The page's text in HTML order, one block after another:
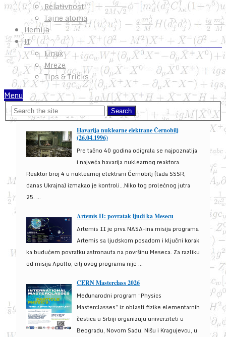
Relativnost
Tajne atoma
Hemija
IT
Linux
Mreze
Tips & Tricks
Menu
Havarija nuklearne elektrane Černobilj
(26.04.1996)
Pre tačno 40 godina odigrala se najpoznatija
i najveća havarija nuklearnog reaktora.
Reaktor broj 4 u nuklearnoj elektrani Černobilj (tada SSSR,
danas Ukrajna) izmakao je kontroli...Niko tog prolećnog jutra
25. ...
Artemis II: povratak ljudi ka Mesecu
Artemis II je prva NASA-ina misija programa
Artemis sa ljudskom posadom i ključni korak
ka budućem povratku astronauta na površinu Meseca. Za razliku
od misija Apollo, cilj ovog programa nije ...
CERN Masterclass 2026
Međunarodni program “Physics
Masterclasses” iz oblasti fizike elementarnih
čestica u Srbiji organizuju univerziteti u
Beogradu, Novom Sadu, Nišu i Kragujevcu, u